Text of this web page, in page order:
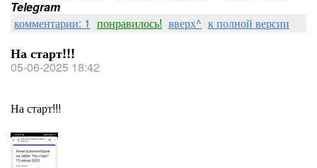
Telegram
комментарии: 1 понравилось! вверх^ к полной версии
На старт!!!
05-06-2025 18:42
На старт!!!